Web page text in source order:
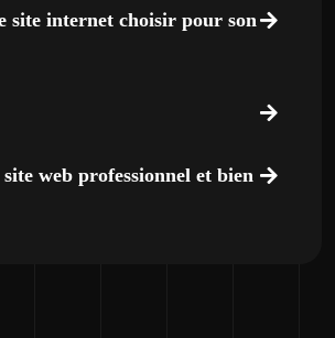
site internet choisir pour son
web professionnel et bien